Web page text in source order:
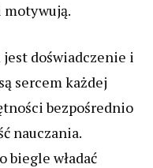
motywują.
doświadczenie i
sercem każdej
bezpośrednio
nauczania.
władać